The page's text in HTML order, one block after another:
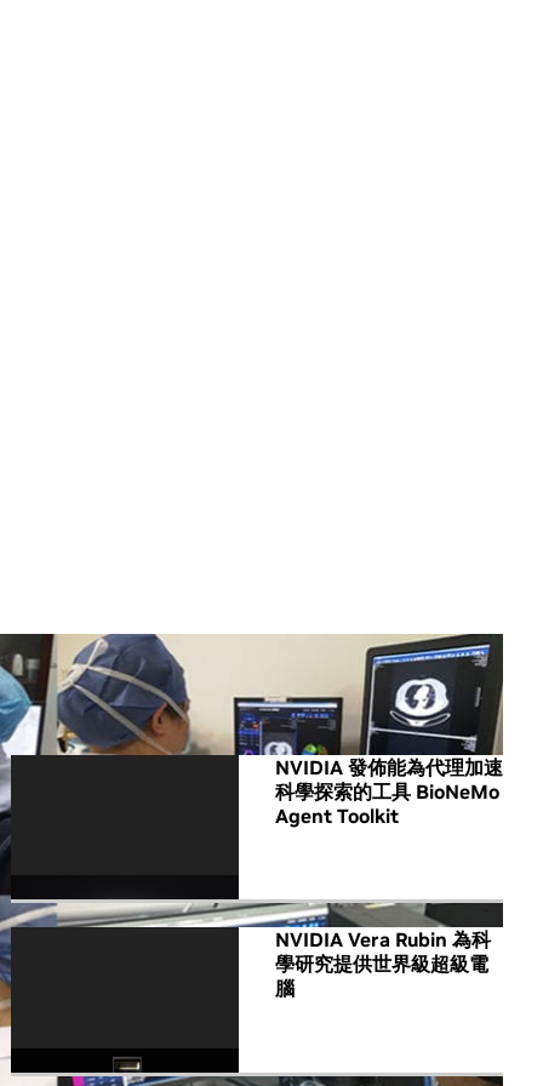
All NVIDIA News
NVIDIA 發佈能為代理加速
科學探索的工具 BioNeMo
Agent Toolkit
NVIDIA Vera Rubin 為科
學研究提供世界級超級電
腦